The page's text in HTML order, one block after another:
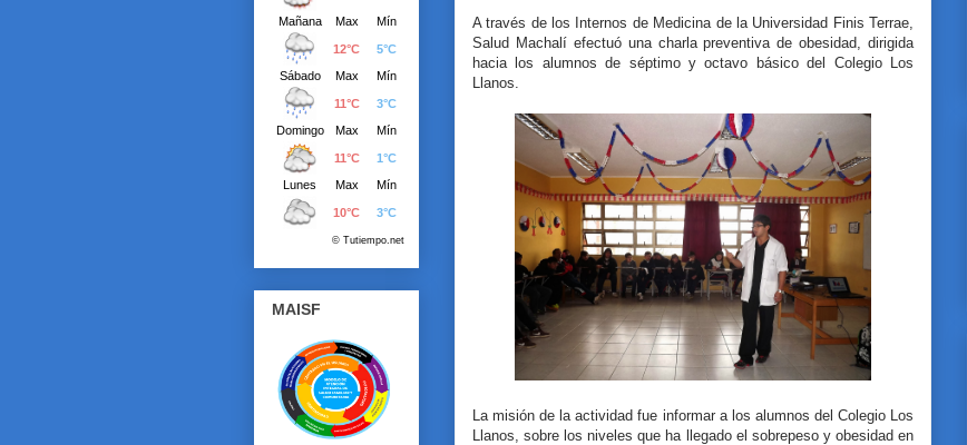
A través de los Internos de Medicina de la Universidad Finis Terrae,
Salud Machalí efectuó una charla preventiva de obesidad, dirigida
hacia los alumnos de séptimo y octavo básico del Colegio Los
Llanos.
La misión de la actividad fue informar a los alumnos del Colegio Los
Llanos, sobre los niveles que ha llegado el sobrepeso y obesidad en
MAISF